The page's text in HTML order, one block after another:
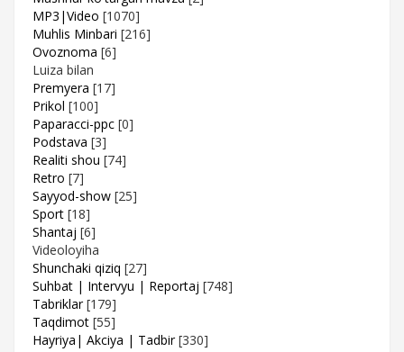
MP3|Video [1070]
Muhlis Minbari [216]
Ovoznoma [6]
Luiza bilan
Premyera [17]
Prikol [100]
Paparacci-ppc [0]
Podstava [3]
Realiti shou [74]
Retro [7]
Sayyod-show [25]
Sport [18]
Shantaj [6]
Videoloyiha
Shunchaki qiziq [27]
Suhbat | Intervyu | Reportaj [748]
Tabriklar [179]
Taqdimot [55]
Hayriya| Akciya | Tadbir [330]